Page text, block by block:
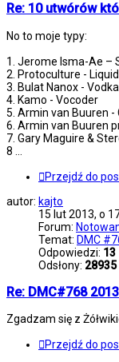
Re: 10 utwórów
No to moje typy:
1. Jerome Isma-Ae –
2. Protoculture -
3. Bulat Nanox - Vodka
4. Kamo - Vocoder
5. Armin van Buuren
6. Armin van Buuren
7. Gary Maguire &
8 ...
Przejdź do
autor: kajto
15 lut 2013, o
Forum:
Temat: DMC
Odpowiedzi: 13
Odsłony: 28935
Re: DMC#768
Zgadzam się z
Przejdź do